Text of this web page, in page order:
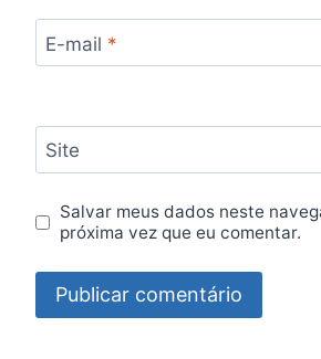
E-mail *
Site
Salvar meus dados neste
próxima vez que eu comentar.